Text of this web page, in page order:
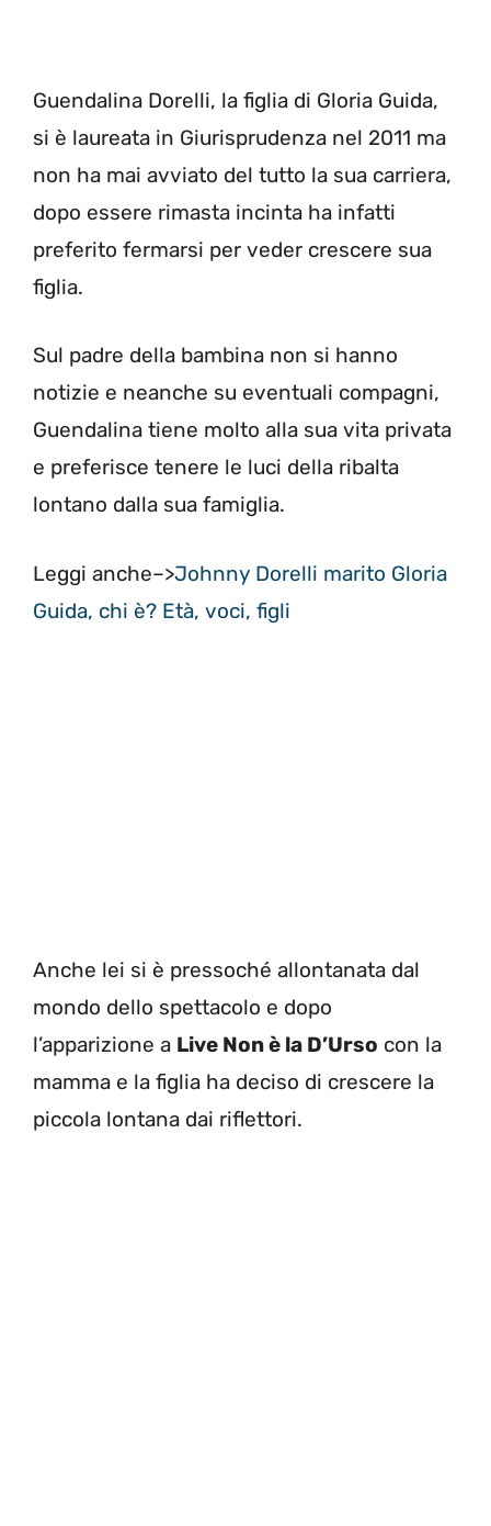
Guendalina Dorelli, la figlia di Gloria Guida,
si è laureata in Giurisprudenza nel 2011 ma
non ha mai avviato del tutto la sua carriera,
dopo essere rimasta incinta ha infatti
preferito fermarsi per veder crescere sua
figlia.
Sul padre della bambina non si hanno
notizie e neanche su eventuali compagni,
Guendalina tiene molto alla sua vita privata
e preferisce tenere le luci della ribalta
lontano dalla sua famiglia.
Leggi anche–>Johnny Dorelli marito Gloria
Guida, chi è? Età, voci, figli
Anche lei si è pressoché allontanata dal
mondo dello spettacolo e dopo
l’apparizione a Live Non è la D’Urso con la
mamma e la figlia ha deciso di crescere la
piccola lontana dai riflettori.